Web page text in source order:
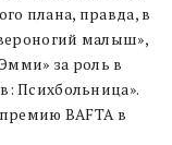
плана, правда, в
малыш»,
за роль в
Психбольница».
BAFTA в